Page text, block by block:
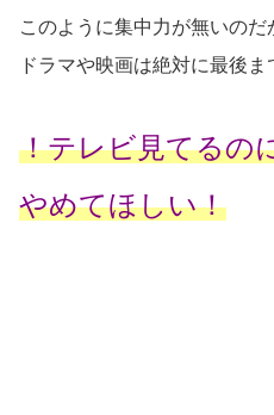
このように集中力が無いのだ
ドラマや映画は絶対に最後ま
！テレビ見てるの
やめてほしい！